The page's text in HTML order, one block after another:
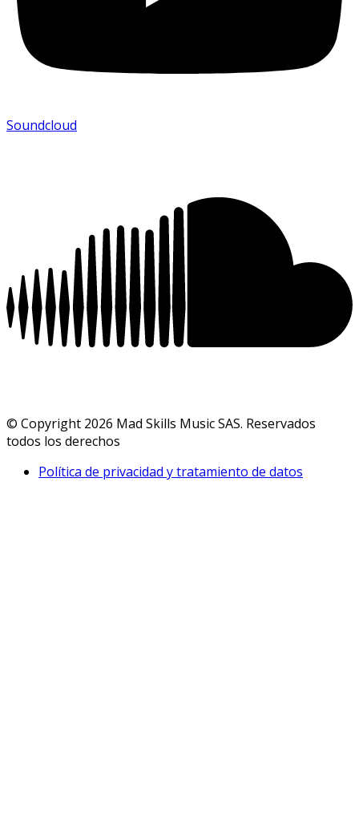
Soundcloud
© Copyright 2026 Mad Skills Music SAS. Reservados
todos los derechos
Política de privacidad y tratamiento de datos